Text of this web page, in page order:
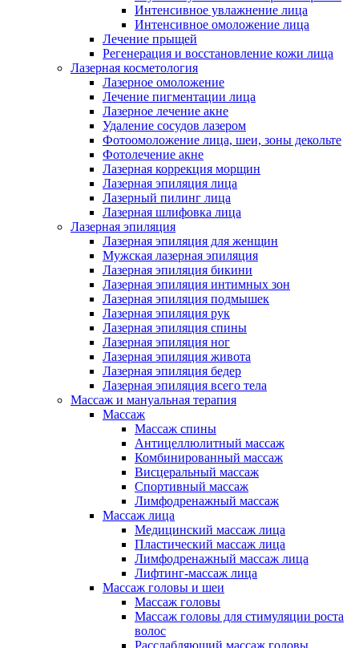
Интенсивное увлажнение лица
Интенсивное омоложение лица
Лечение прыщей
Регенерация и восстановление кожи лица
Лазерная косметология
Лазерное омоложение
Лечение пигментации лица
Лазерное лечение акне
Удаление сосудов лазером
Фотоомоложение лица, шеи, зоны декольте
Фотолечение акне
Лазерная коррекция морщин
Лазерная эпиляция лица
Лазерный пилинг лица
Лазерная шлифовка лица
Лазерная эпиляция
Лазерная эпиляция для женщин
Мужская лазерная эпиляция
Лазерная эпиляция бикини
Лазерная эпиляция интимных зон
Лазерная эпиляция подмышек
Лазерная эпиляция рук
Лазерная эпиляция спины
Лазерная эпиляция ног
Лазерная эпиляция живота
Лазерная эпиляция бедер
Лазерная эпиляция всего тела
Массаж и мануальная терапия
Массаж
Массаж спины
Антицеллюлитный массаж
Комбинированный массаж
Висцеральный массаж
Спортивный массаж
Лимфодренажный массаж
Массаж лица
Медицинский массаж лица
Пластический массаж лица
Лимфодренажный массаж лица
Лифтинг-массаж лица
Массаж головы и шеи
Массаж головы
Массаж головы для стимуляции роста
волос
Расслабляющий массаж головы